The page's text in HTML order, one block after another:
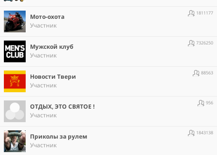
Мото-охота
Участник
1811177
Мужской клуб
Участник
7326250
Новости Твери
Участник
88563
ОТДЫХ, ЭТО СВЯТОЕ !
Участник
956
Приколы за рулем
Участник
1843138